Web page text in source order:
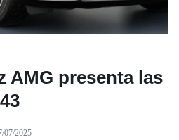
AMG presenta las
07/2025